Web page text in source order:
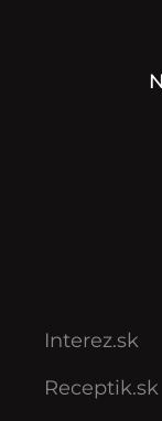
Interez.sk
Receptik.sk